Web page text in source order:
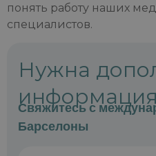
понять работу наших
специалистов.
Нужна
Свяжитесь с
Барселоны